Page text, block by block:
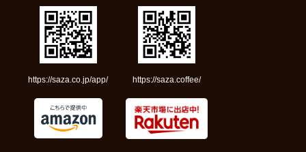
https://saza.co.jp/app/ https://saza.coffee/